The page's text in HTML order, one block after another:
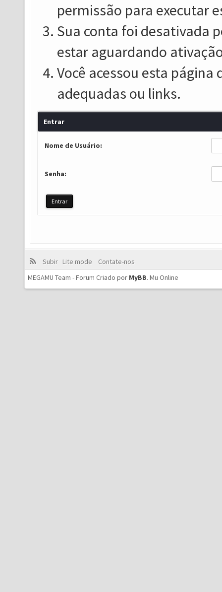
permissão para executar
Sua conta foi desativada
estar aguardando
Você acessou esta
adequadas ou links.
Entrar
Nome de Usuário:
Senha:
Subir Lite mode
Contate-nos
MEGAMU Team - Forum Criado por MyBB. Mu Online